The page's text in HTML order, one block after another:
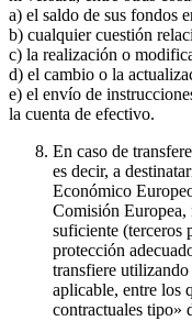
a) el saldo de sus fondos
b) cualquier cuestión
c) la realización o
d) el cambio o la
e) el envío de
la cuenta de efectivo.
En caso de
es decir, a
Económico
Comisión Europea,
suficiente (terceros
protección
transfiere
aplicable, entre los
contractuales tipo»